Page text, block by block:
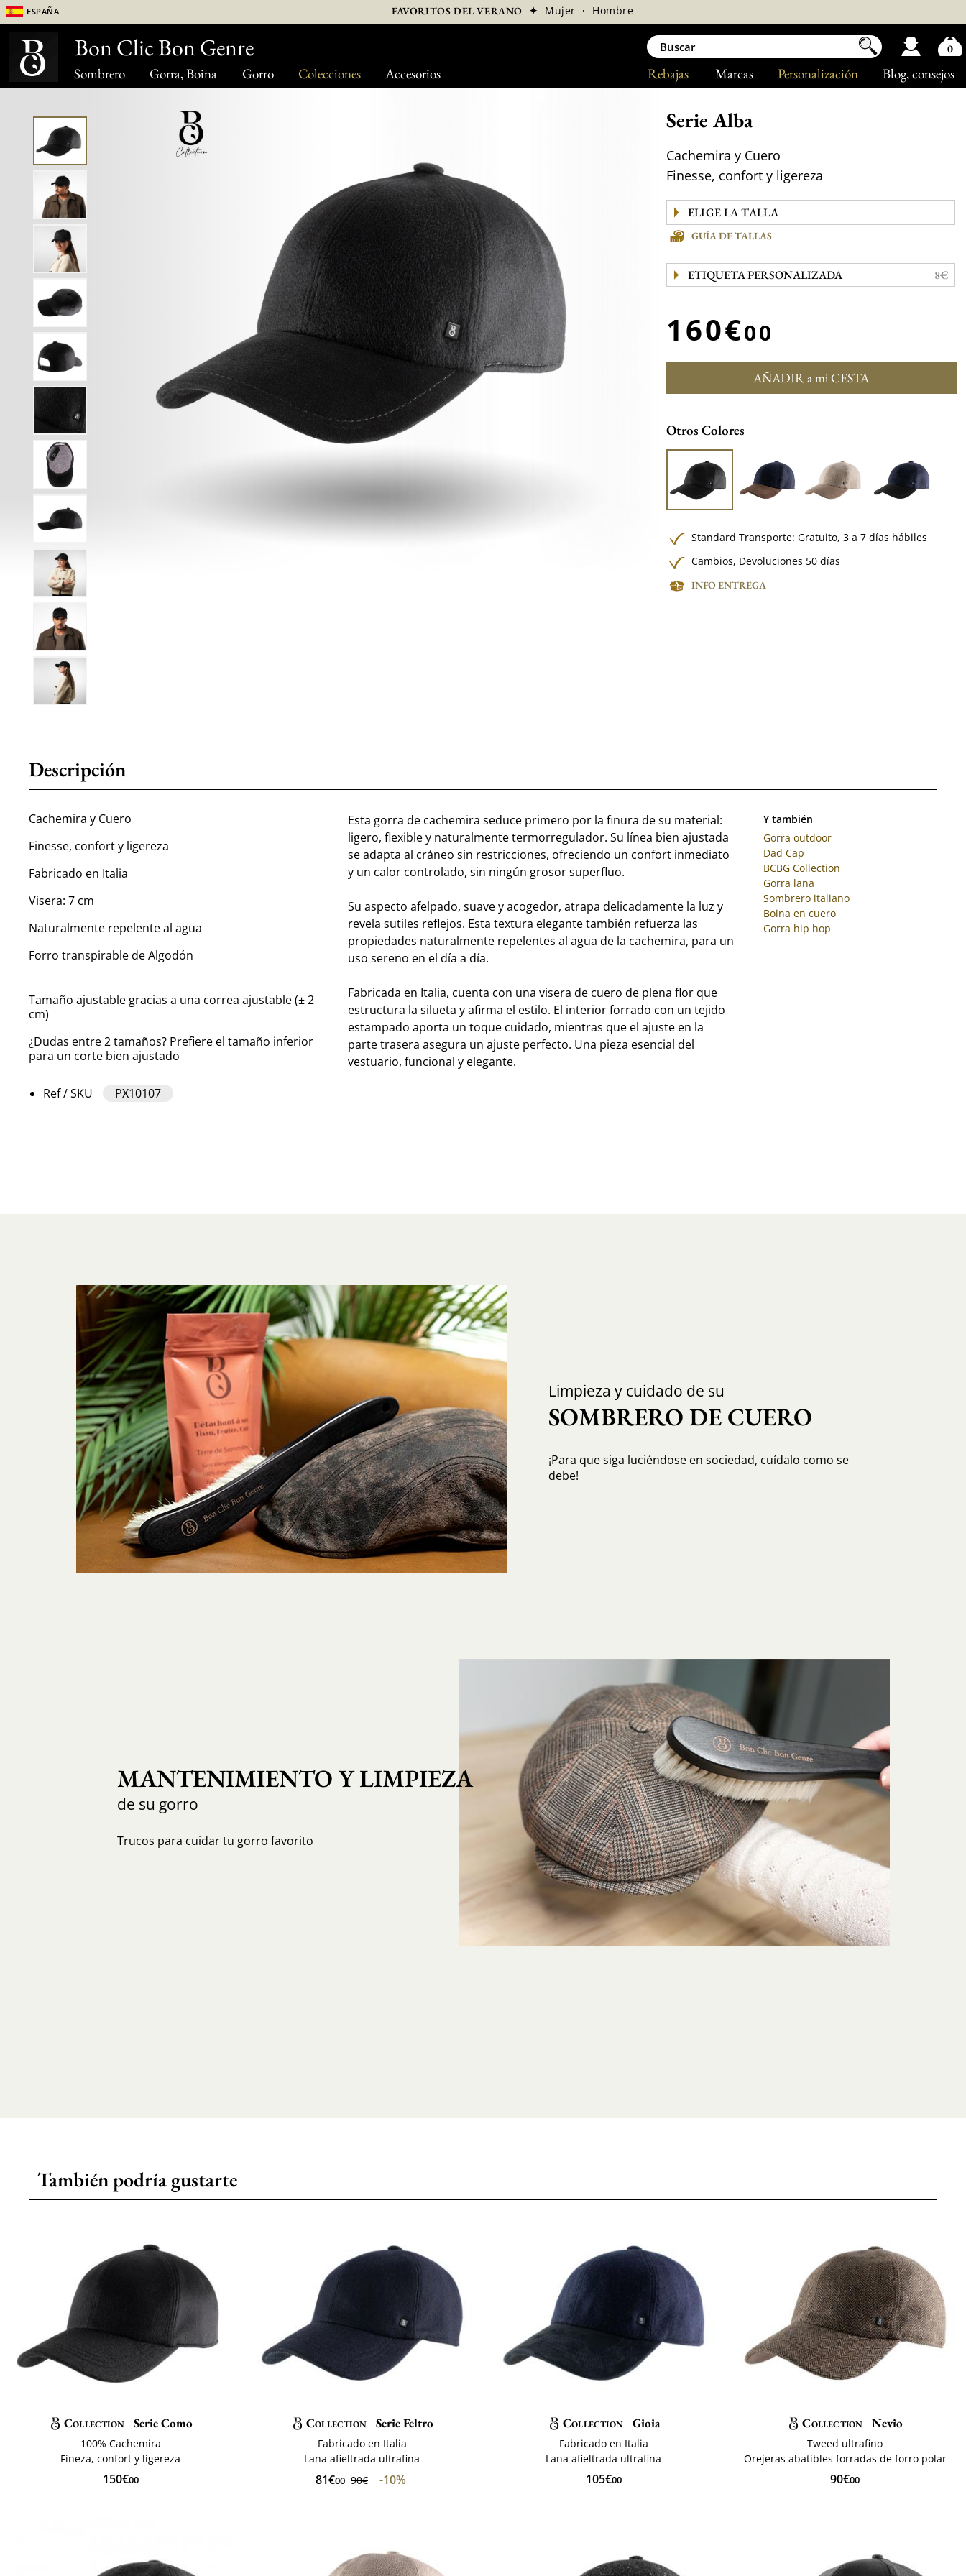
Sombrero Gorra, Boina Gorro Colecciones Accesorios Blog, consejos
Personalización
Marcas
Rebajas
España FAVORITOS DEL VERANO ✦ Mujer · Hombre
Serie Alba
Cachemira y Cuero
Finesse, confort y ligereza
GUÍA DE TALLAS
ETIQUETA PERSONALIZADA 8€
160€00
AÑADIR a mi CESTA
Otros Colores
Standard Transporte:Gratuito,3 a 7 días hábiles
Cambios, Devoluciones 50 días
INFO ENTREGA
Descripción
Cachemira y Cuero
Finesse, confort y ligereza
Fabricado en Italia
Visera: 7 cm
Naturalmente repelente al agua
Forro transpirable de Algodón
Tamaño ajustable gracias a una correa ajustable (± 2
cm)
¿Dudas entre 2 tamaños? Prefiere el tamaño inferior
para un corte bien ajustado
Ref / SKU PX10107
Esta gorra de cachemira seduce primero por la finura de su material:
ligero, flexible y naturalmente termorregulador. Su línea bien ajustada
se adapta al cráneo sin restricciones, ofreciendo un confort inmediato
y un calor controlado, sin ningún grosor superfluo.
Su aspecto afelpado, suave y acogedor, atrapa delicadamente la luz y
revela sutiles reflejos. Esta textura elegante también refuerza las
propiedades naturalmente repelentes al agua de la cachemira, para un
uso sereno en el día a día.
Fabricada en Italia, cuenta con una visera de cuero de plena flor que
estructura la silueta y afirma el estilo. El interior forrado con un tejido
estampado aporta un toque cuidado, mientras que el ajuste en la
parte trasera asegura un ajuste perfecto. Una pieza esencial del
vestuario, funcional y elegante.
Y también
Gorra outdoor
Dad Cap
BCBG Collection
Gorra lana
Sombrero italiano
Boina en cuero
Gorra hip hop
Limpieza y cuidado de su
SOMBRERO DE CUERO
¡Para que siga luciéndose en sociedad, cuídalo como se
debe!
MANTENIMIENTO Y LIMPIEZA
de su gorro
Trucos para cuidar tu gorro favorito
También podría gustarte
Collection Serie Como
100% Cachemira
Fineza, confort y ligereza
150€00
Collection Serie Feltro
Fabricado en Italia
Lana afieltrada ultrafina
81€00 90€ -10%
Collection Gioia
Fabricado en Italia
Lana afieltrada ultrafina
105€00
Collection Nevio
Tweed ultrafino
Orejeras abatibles forradas de forro polar
90€00
Bon Clic Bon Genre 0